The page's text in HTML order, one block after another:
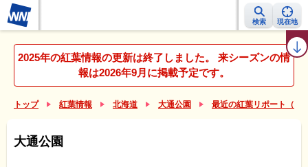
検索 現在地
紅葉レーダー 紅葉ニュース 京都 見頃カレンダー 名所ランキング
2025年の紅葉情報の更新は終了しました。 来シーズンの情
報は2026年9月に掲載予定です。
トップ 紅葉情報 北海道 大通公園 最近の紅葉リポート（大
大通公園